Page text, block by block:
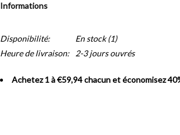
Informations
Disponibilité: En stock(1)
Heure de livraison:
2-3 jours ouvrés
Achetez 1 à €59,94 chacun et économisez